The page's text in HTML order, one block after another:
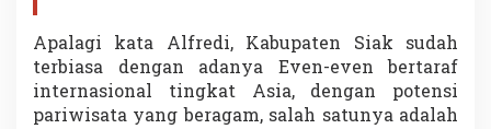
Apalagi kata Alfredi, Kabupaten Siak sudah
terbiasa dengan adanya Even-even bertaraf
internasional tingkat Asia, dengan potensi
pariwisata yang beragam, salah satunya adalah